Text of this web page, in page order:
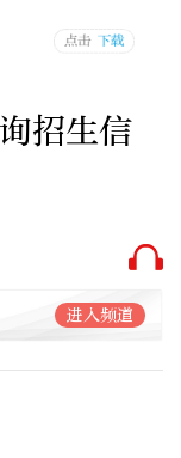
招生信
进入频道